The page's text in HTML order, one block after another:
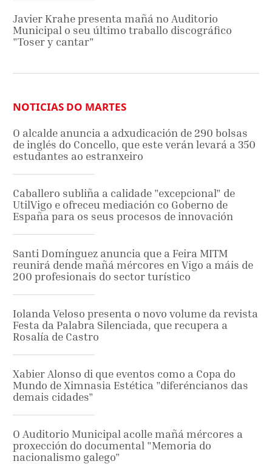
Javier Krahe presenta mañá no Auditorio
Municipal o seu último traballo discográfico
"Toser y cantar"
NOTICIAS DO MARTES
O alcalde anuncia a adxudicación de 290 bolsas
de inglés do Concello, que este verán levará a 350
estudantes ao estranxeiro
Caballero subliña a calidade "excepcional" de
UtilVigo e ofreceu mediación co Goberno de
España para os seus procesos de innovación
Santi Domínguez anuncia que a Feira MITM
reunirá dende mañá mércores en Vigo a máis de
200 profesionais do sector turístico
Iolanda Veloso presenta o novo volume da revista
Festa da Palabra Silenciada, que recupera a
Rosalía de Castro
Xabier Alonso di que eventos como a Copa do
Mundo de Ximnasia Estética "diferéncianos das
demais cidades"
O Auditorio Municipal acolle mañá mércores a
proxección do documental "Memoria do
nacionalismo galego"